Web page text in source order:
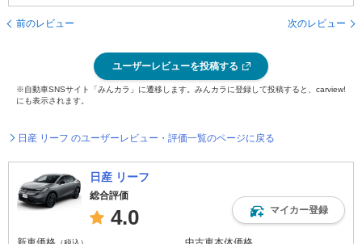
前のレビュー 次のレビュー
ユーザーレビューを投稿する
※自動車SNSサイト「みんカラ」に遷移します。みんカラに登録して投稿すると、carview!
にも表示されます。
日産 リーフ のユーザーレビュー・評価一覧のページに戻る
日産 リーフ
総合評価
4.0 マイカー登録